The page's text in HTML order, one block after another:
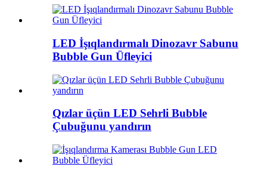
LED İşıqlandırmalı Dinozavr Sabunu
Bubble Gun Üfleyici
Qızlar üçün LED Sehrli Bubble
Çubuğunu yandırın